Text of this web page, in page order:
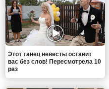
Этот танец невесты оставит
вас без слов! Пересмотрела 10
раз